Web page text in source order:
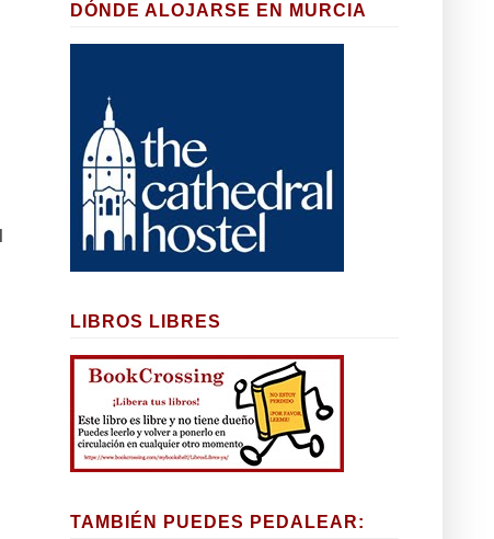
DÓNDE ALOJARSE EN MURCIA
LIBROS LIBRES
TAMBIÉN PUEDES PEDALEAR: